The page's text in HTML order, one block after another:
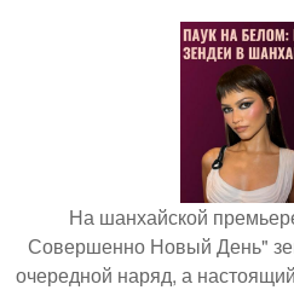
На шанхайской
Совершенно Новый День"
очередной наряд, а